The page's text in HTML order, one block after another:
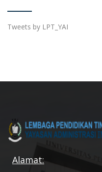
Tweets by LPT_YAI
Alamat: